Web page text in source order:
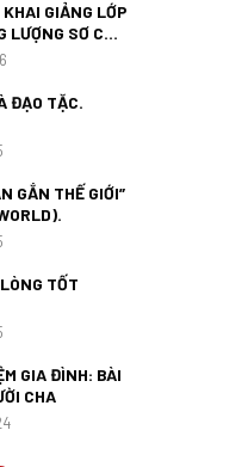
KHAI GIẢNG LỚP
LƯỢNG SƠ CẤP
ĐẠO TẶC.
GẮN THẾ GIỚI”
TỐT
GIA ĐÌNH: BÀI
CHA